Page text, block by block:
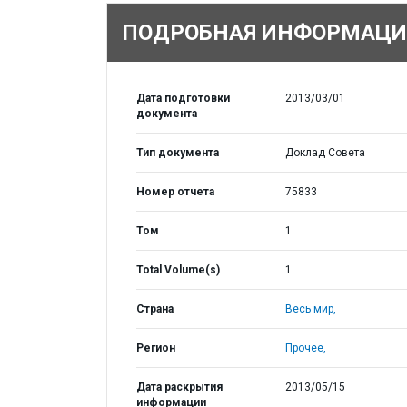
ПОДРОБНАЯ
Дата подготовки
документа
2013/03/01
Тип документа Доклад Совета
Номер отчета 75833
Том 1
Total Volume(s) 1
Страна Весь мир,
Регион Прочее,
Дата раскрытия
информации
2013/05/15